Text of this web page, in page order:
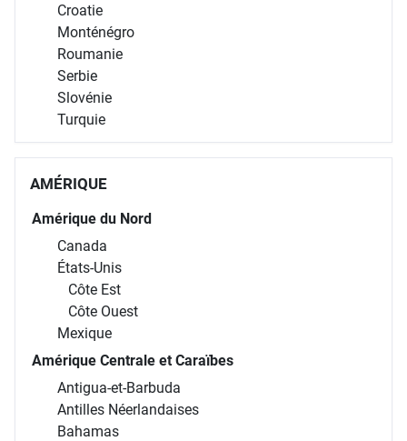
Croatie
Monténégro
Roumanie
Serbie
Slovénie
Turquie
AMÉRIQUE
Amérique du Nord
Canada
États-Unis
Côte Est
Côte Ouest
Mexique
Amérique Centrale et Caraïbes
Antigua-et-Barbuda
Antilles Néerlandaises
Bahamas